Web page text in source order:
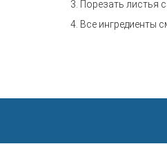
3. Порезать листья
4. Все ингредиенты